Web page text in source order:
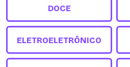
DOCE
ELETROELETRÔNICO